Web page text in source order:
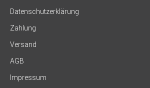
Datenschutzerklärung
Zahlung
Versand
AGB
Impressum